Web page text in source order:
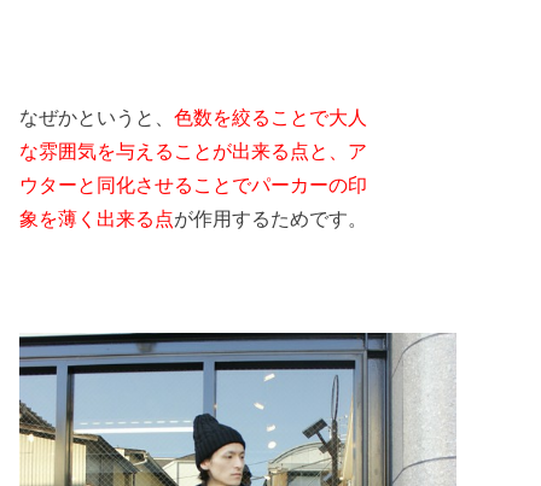
なぜかというと、色数を絞ることで大人
な雰囲気を与えることが出来る点と、ア
ウターと同化させることでパーカーの印
象を薄く出来る点が作用するためです。